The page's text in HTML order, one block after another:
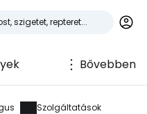
Bővebben
Szolgáltatások
a